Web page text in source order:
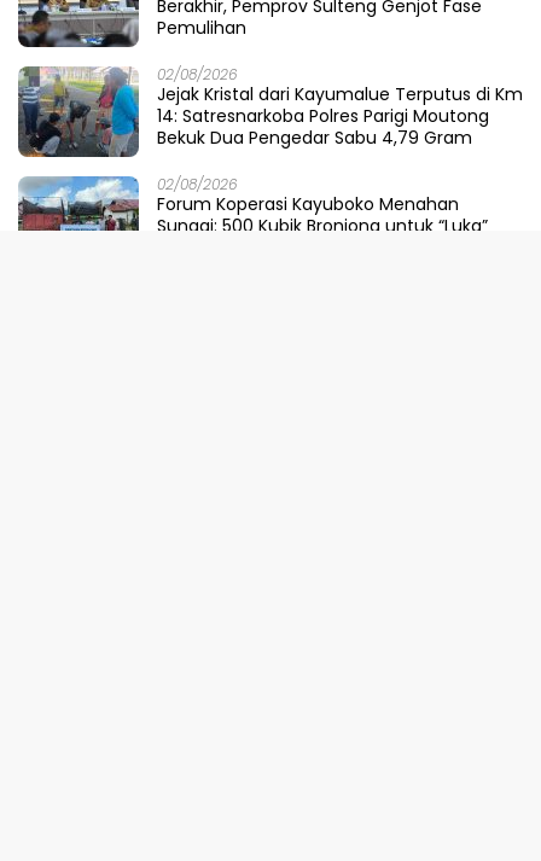
Berakhir, Pemprov Sulteng Genjot Fase
Pemulihan
02/08/2026
Jejak Kristal dari Kayumalue Terputus di Km
14: Satresnarkoba Polres Parigi Moutong
Bekuk Dua Pengedar Sabu 4,79 Gram
02/08/2026
Forum Koperasi Kayuboko Menahan
Sungai: 500 Kubik Bronjong untuk “Luka”